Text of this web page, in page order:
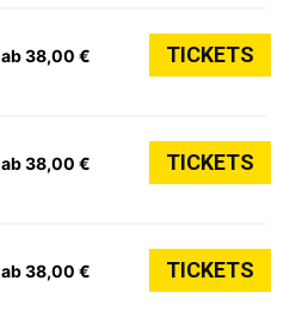
ab 38,00 € TICKETS
ab 38,00 € TICKETS
ab 38,00 € TICKETS